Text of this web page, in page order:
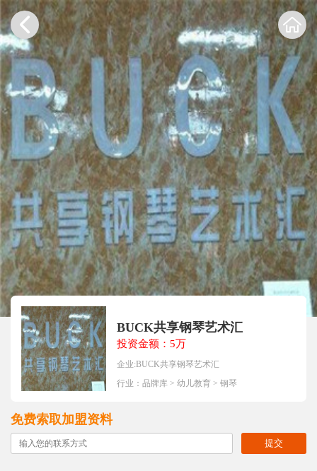
BUCK共享钢琴艺术汇
投资金额：5万
企业:BUCK共享钢琴艺术汇
行业： 品牌库 > 幼儿教育 > 钢琴
免费索取加盟资料
提交